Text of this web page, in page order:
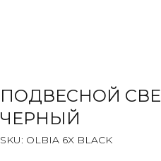
ПОДВЕСНОЙ
ЧЕРНЫЙ
SKU: OLBIA 6X BLACK